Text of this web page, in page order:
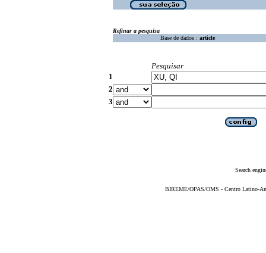
Refinar a pesquisa
Base de dados : article
Pesquisar
1
2
3
Search
BIREME/OPAS/OMS - Centro Latino-